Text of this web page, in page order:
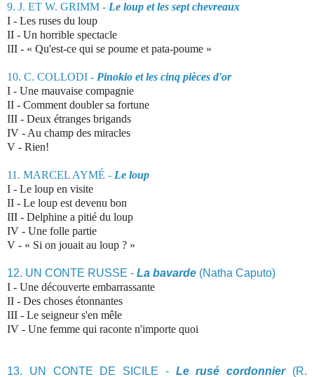
9. J. ET W. GRIMM - Le loup et les sept chevreaux
I - Les ruses du loup
II - Un horrible spectacle
III - « Qu'est-ce qui se poume et pata‑poume »
10. C. COLLODI - Pinokio et les cinq pièces d'or
I - Une mauvaise compagnie
II - Comment doubler sa fortune
III - Deux étranges brigands
IV - Au champ des miracles
V - Rien!
11. MARCEL AYMÉ - Le loup
I - Le loup en visite
II - Le loup est devenu bon
III - Delphine a pitié du loup
IV - Une folle partie
V - « Si on jouait au loup ? »
12. UN CONTE RUSSE - La bavarde (Natha Caputo)
I - Une découverte embarrassante
II - Des choses étonnantes
III - Le seigneur s'en mêle
IV - Une femme qui raconte n'importe quoi
13. UN CONTE DE SICILE - Le rusé cordonnier(R.